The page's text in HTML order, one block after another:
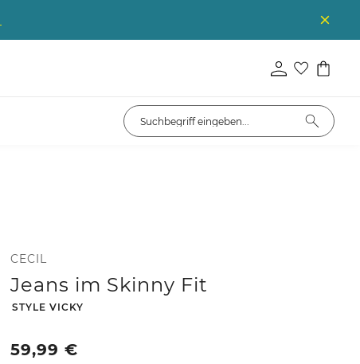
CECIL
Jeans im Skinny Fit
-
STYLE VICKY
59,99€